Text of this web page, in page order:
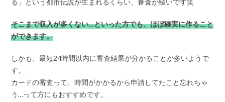
る」という都市伝説が生まれるくらい、審査が緩いです笑
そこまで収入が多くない…といった方でも、ほぼ確実に作ること
ができます。
しかも、最短24時間以内に審査結果が分かることが多いようで
す。
カードの審査って、時間がかかるから申請してたこと忘れちゃ
う…って方にもおすすめです。